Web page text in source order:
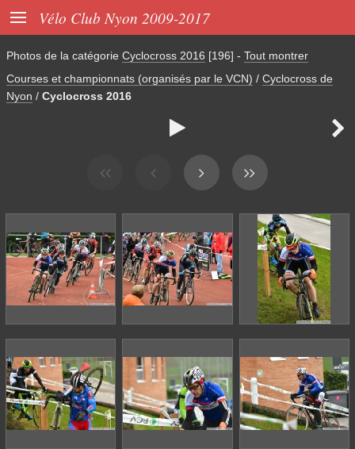
 Vélo Club Nyon 2009-2017
Photos de la catégorie Cyclocross 2016 [196] - Tout montrer
Courses et championnats (organisés par le VCN) / Cyclocross de
Nyon / Cyclocross 2016
 